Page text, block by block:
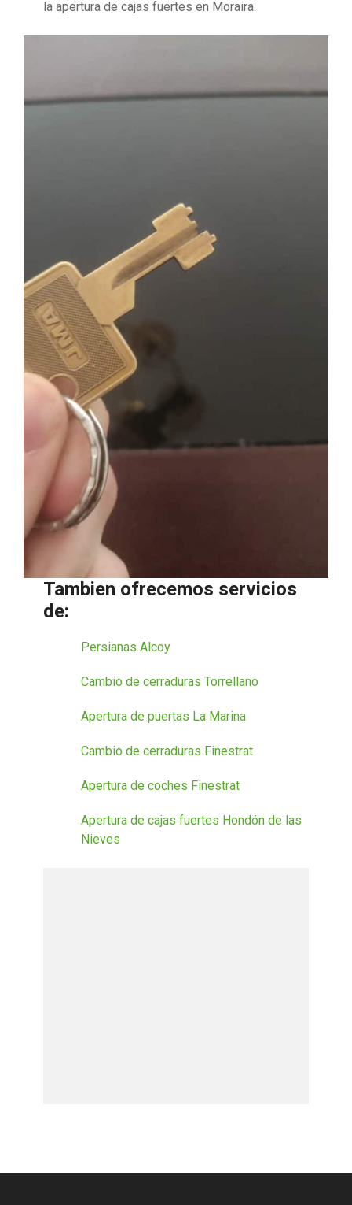
la apertura de cajas fuertes en Moraira.
Tambien ofrecemos servicios
de:
Persianas Alcoy
Cambio de cerraduras Torrellano
Apertura de puertas La Marina
Cambio de cerraduras Finestrat
Apertura de coches Finestrat
Apertura de cajas fuertes Hondón de las
Nieves